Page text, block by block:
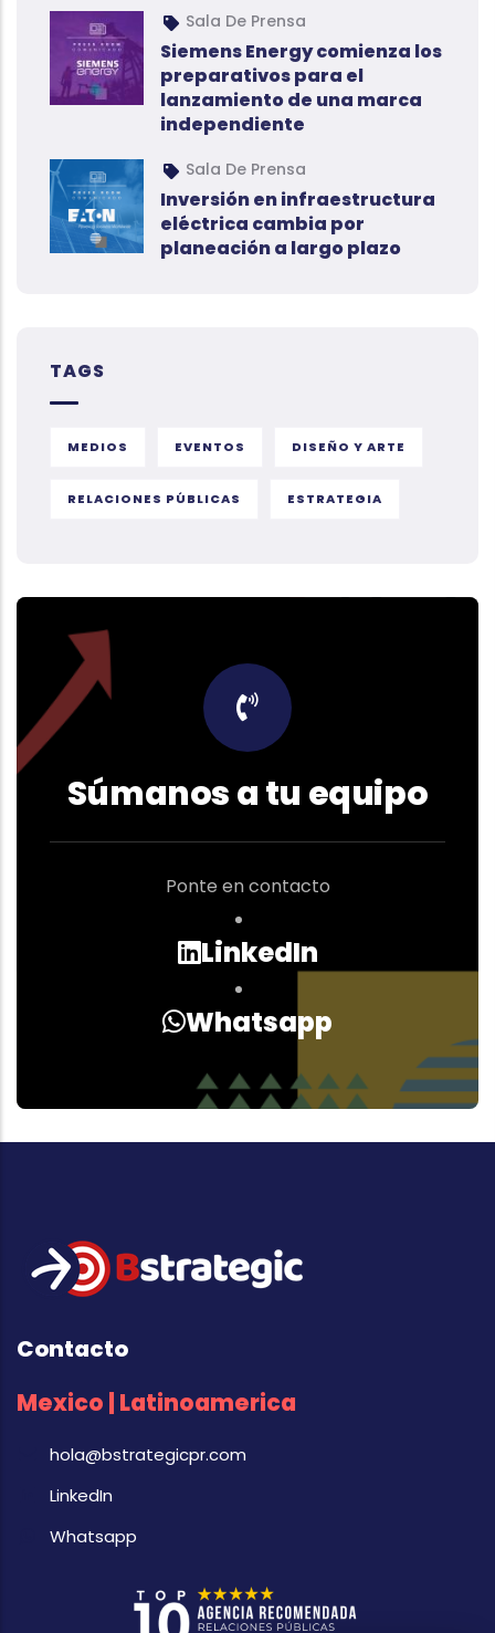
Sala De Prensa
Siemens Energy comienza los
preparativos para el
lanzamiento de una marca
independiente
Sala De Prensa
Inversión en infraestructura
eléctrica cambia por
planeación a largo plazo
TAGS
MEDIOS EVENTOS DISEÑO Y ARTE
RELACIONES PÚBLICAS ESTRATEGIA
Súmanos a tu equipo
Ponte en contacto
LinkedIn
Whatsapp
Contacto
Mexico | Latinoamerica
hola@bstrategicpr.com
LinkedIn
Whatsapp